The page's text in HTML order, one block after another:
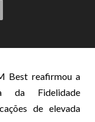
Best reafirmou a
da Fidelidade
de elevada